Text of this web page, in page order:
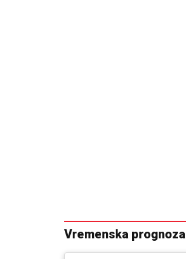
Vremenska prognoza